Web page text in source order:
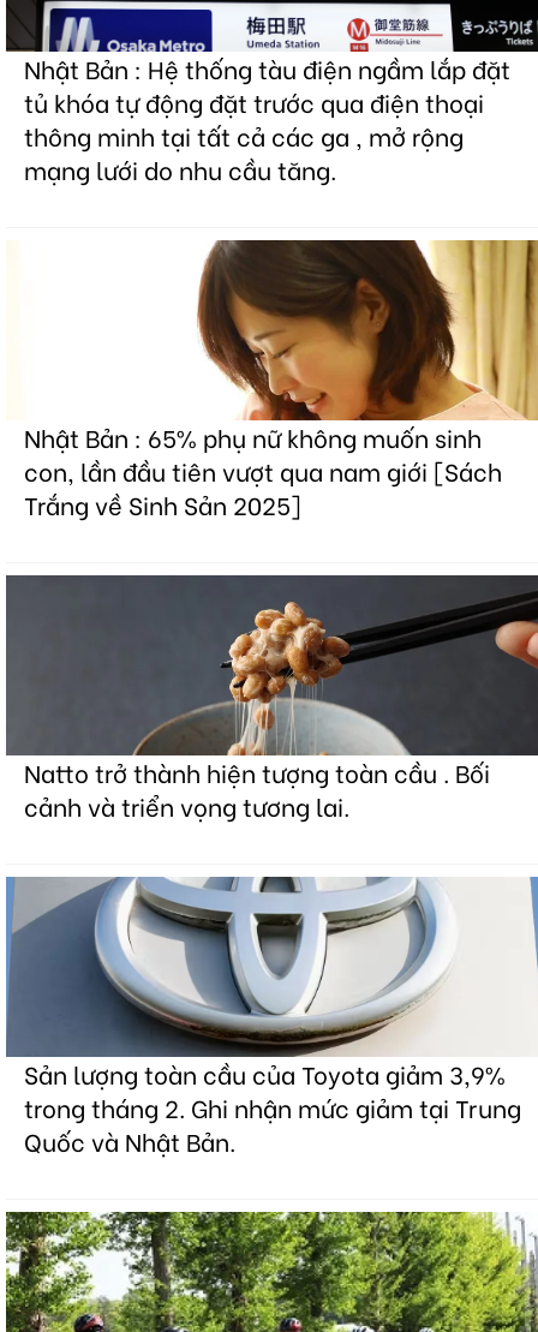
Nhật Bản : Hệ thống tàu điện ngầm lắp đặt
tủ khóa tự động đặt trước qua điện thoại
thông minh tại tất cả các ga , mở rộng
mạng lưới do nhu cầu tăng.
Nhật Bản : 65% phụ nữ không muốn sinh
con, lần đầu tiên vượt qua nam giới [Sách
Trắng về Sinh Sản 2025]
Natto trở thành hiện tượng toàn cầu . Bối
cảnh và triển vọng tương lai.
Sản lượng toàn cầu của Toyota giảm 3,9%
trong tháng 2. Ghi nhận mức giảm tại Trung
Quốc và Nhật Bản.